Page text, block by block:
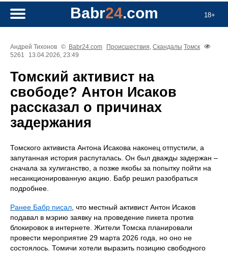
18+
Babr24.com
Андрей Тихонов © Babr24.com Происшествия, Скандалы Томск
5261
13.04.2026, 23:49
Томский активист на
свободе? Антон Исаков
рассказал о причинах
задержания
Томского активиста Антона Исакова наконец отпустили, а
запутанная история распуталась. Он был дважды задержан –
сначала за хулиганство, а позже якобы за попытку пойти на
несанкционированную акцию. Бабр решил разобраться
подробнее.
Ранее Бабр писал , что местный активист Антон Исаков
подавал в мэрию заявку на проведение пикета против
блокировок в интернете. Жители Томска планировали
провести мероприятие 29 марта 2026 года, но оно не
состоялось. Томичи хотели выразить позицию свободного